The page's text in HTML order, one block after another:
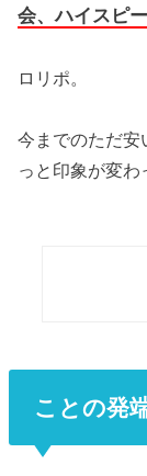
会、ハイスピ
ロリポ。
今までのただ安
っと印象が変わ
ことの発